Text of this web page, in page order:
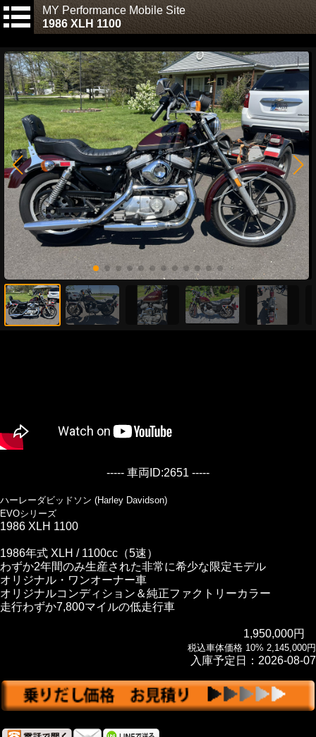
MY Performance Mobile Site
1986 XLH 1100
----- 車両ID:2651 -----
ハーレーダビッドソン (Harley Davidson)
EVOシリーズ
1986 XLH 1100
1986年式 XLH / 1100cc（5速）
わずか2年間のみ生産された非常に希少な限定モデル
オリジナル・ワンオーナー車
オリジナルコンディション＆純正ファクトリーカラー
走行わずか7,800マイルの低走行車
1,950,000円
税込車体価格 10% 2,145,000円
入庫予定日：2026-08-07